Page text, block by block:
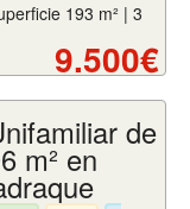
193 m² | 3
9.500€
de
m² en